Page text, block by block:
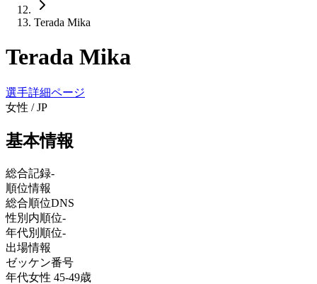
Terada Mika
Terada Mika
選手詳細ページ
女性 /JP
基本情報
総合記録-
順位情報
総合順位DNS
性別内順位-
年代別順位-
出場情報
ゼッケン番号
年代女性 45-49歳